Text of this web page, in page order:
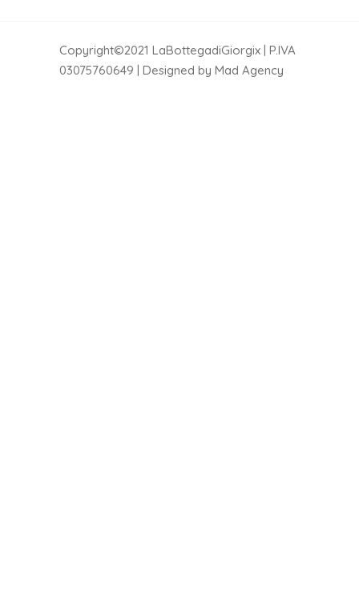
Copyright©2021 LaBottegadiGiorgix | P.IVA
03075760649 | Designed by Mad Agency